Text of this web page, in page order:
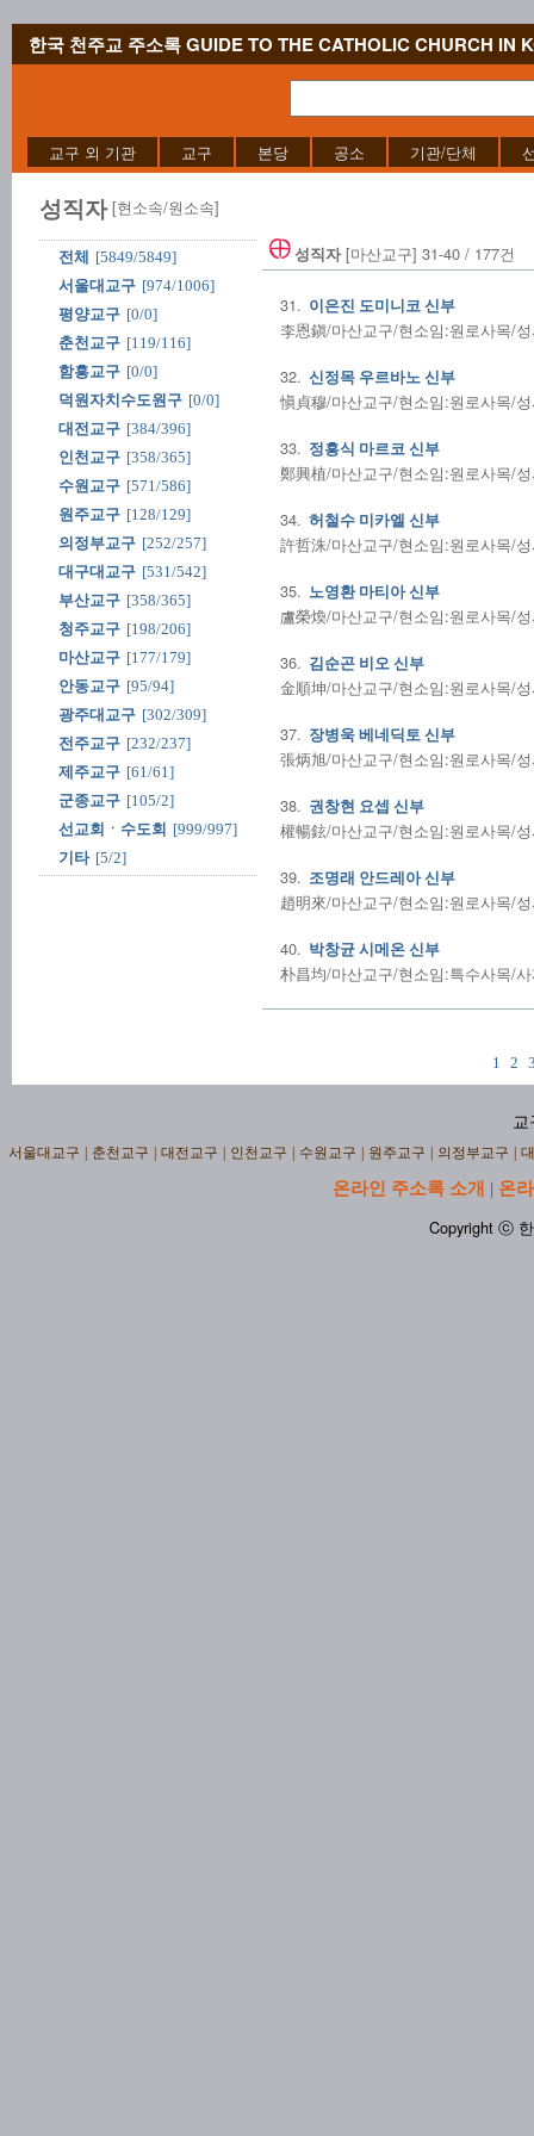
한국 천주교 주소록 GUIDE TO THE CATHOLIC CHURCH IN
교구 외 기관 교구 본당 공소 기관/단체
성직자 [현소속/원소속]
전체
[5849/5849]
서울대교구 [974/1006]
평양교구 [0/0]
춘천교구 [119/116]
함흥교구 [0/0]
덕원자치수도원구 [0/0]
대전교구 [384/396]
인천교구 [358/365]
수원교구 [571/586]
원주교구 [128/129]
의정부교구 [252/257]
대구대교구 [531/542]
부산교구 [358/365]
청주교구 [198/206]
마산교구 [177/179]
안동교구 [95/94]
광주대교구 [302/309]
전주교구 [232/237]
제주교구 [61/61]
군종교구 [105/2]
선교회ㆍ수도회 [999/997]
기타 [5/2]
성직자[마산교구] 31-40 / 177건
31. 이은진 도미니코 신부
李恩鎭/마산교구/현소임:원로사목/
32. 신정목 우르바노 신부
愼貞穆/마산교구/현소임:원로사목/
33. 정흥식 마르코 신부
鄭興植/마산교구/현소임:원로사목/
34. 허철수 미카엘 신부
許哲洙/마산교구/현소임:원로사목/
35. 노영환 마티아 신부
盧榮煥/마산교구/현소임:원로사목/
36. 김순곤 비오 신부
金順坤/마산교구/현소임:원로사목/
37. 장병욱 베네딕토 신부
張炳旭/마산교구/현소임:원로사목/
38. 권창현 요셉 신부
權暢鉉/마산교구/현소임:원로사목/
39. 조명래 안드레아 신부
趙明來/마산교구/현소임:원로사목/
40. 박창균 시메온 신부
朴昌均/마산교구/현소임:특수사목/
1 2
교
서울대교구 춘천교구 대전교구 인천교구 수원교구 원주교구 의정부교구
온라인 주소록 소개 | 온
Copyright ⓒ